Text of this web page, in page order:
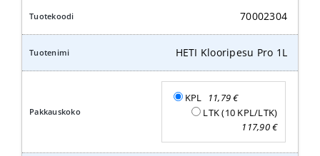
määrä
70002304
HETI Klooripesu Pro 1L
KPL 11,79€
LTK (10 KPL/LTK)
117,90€